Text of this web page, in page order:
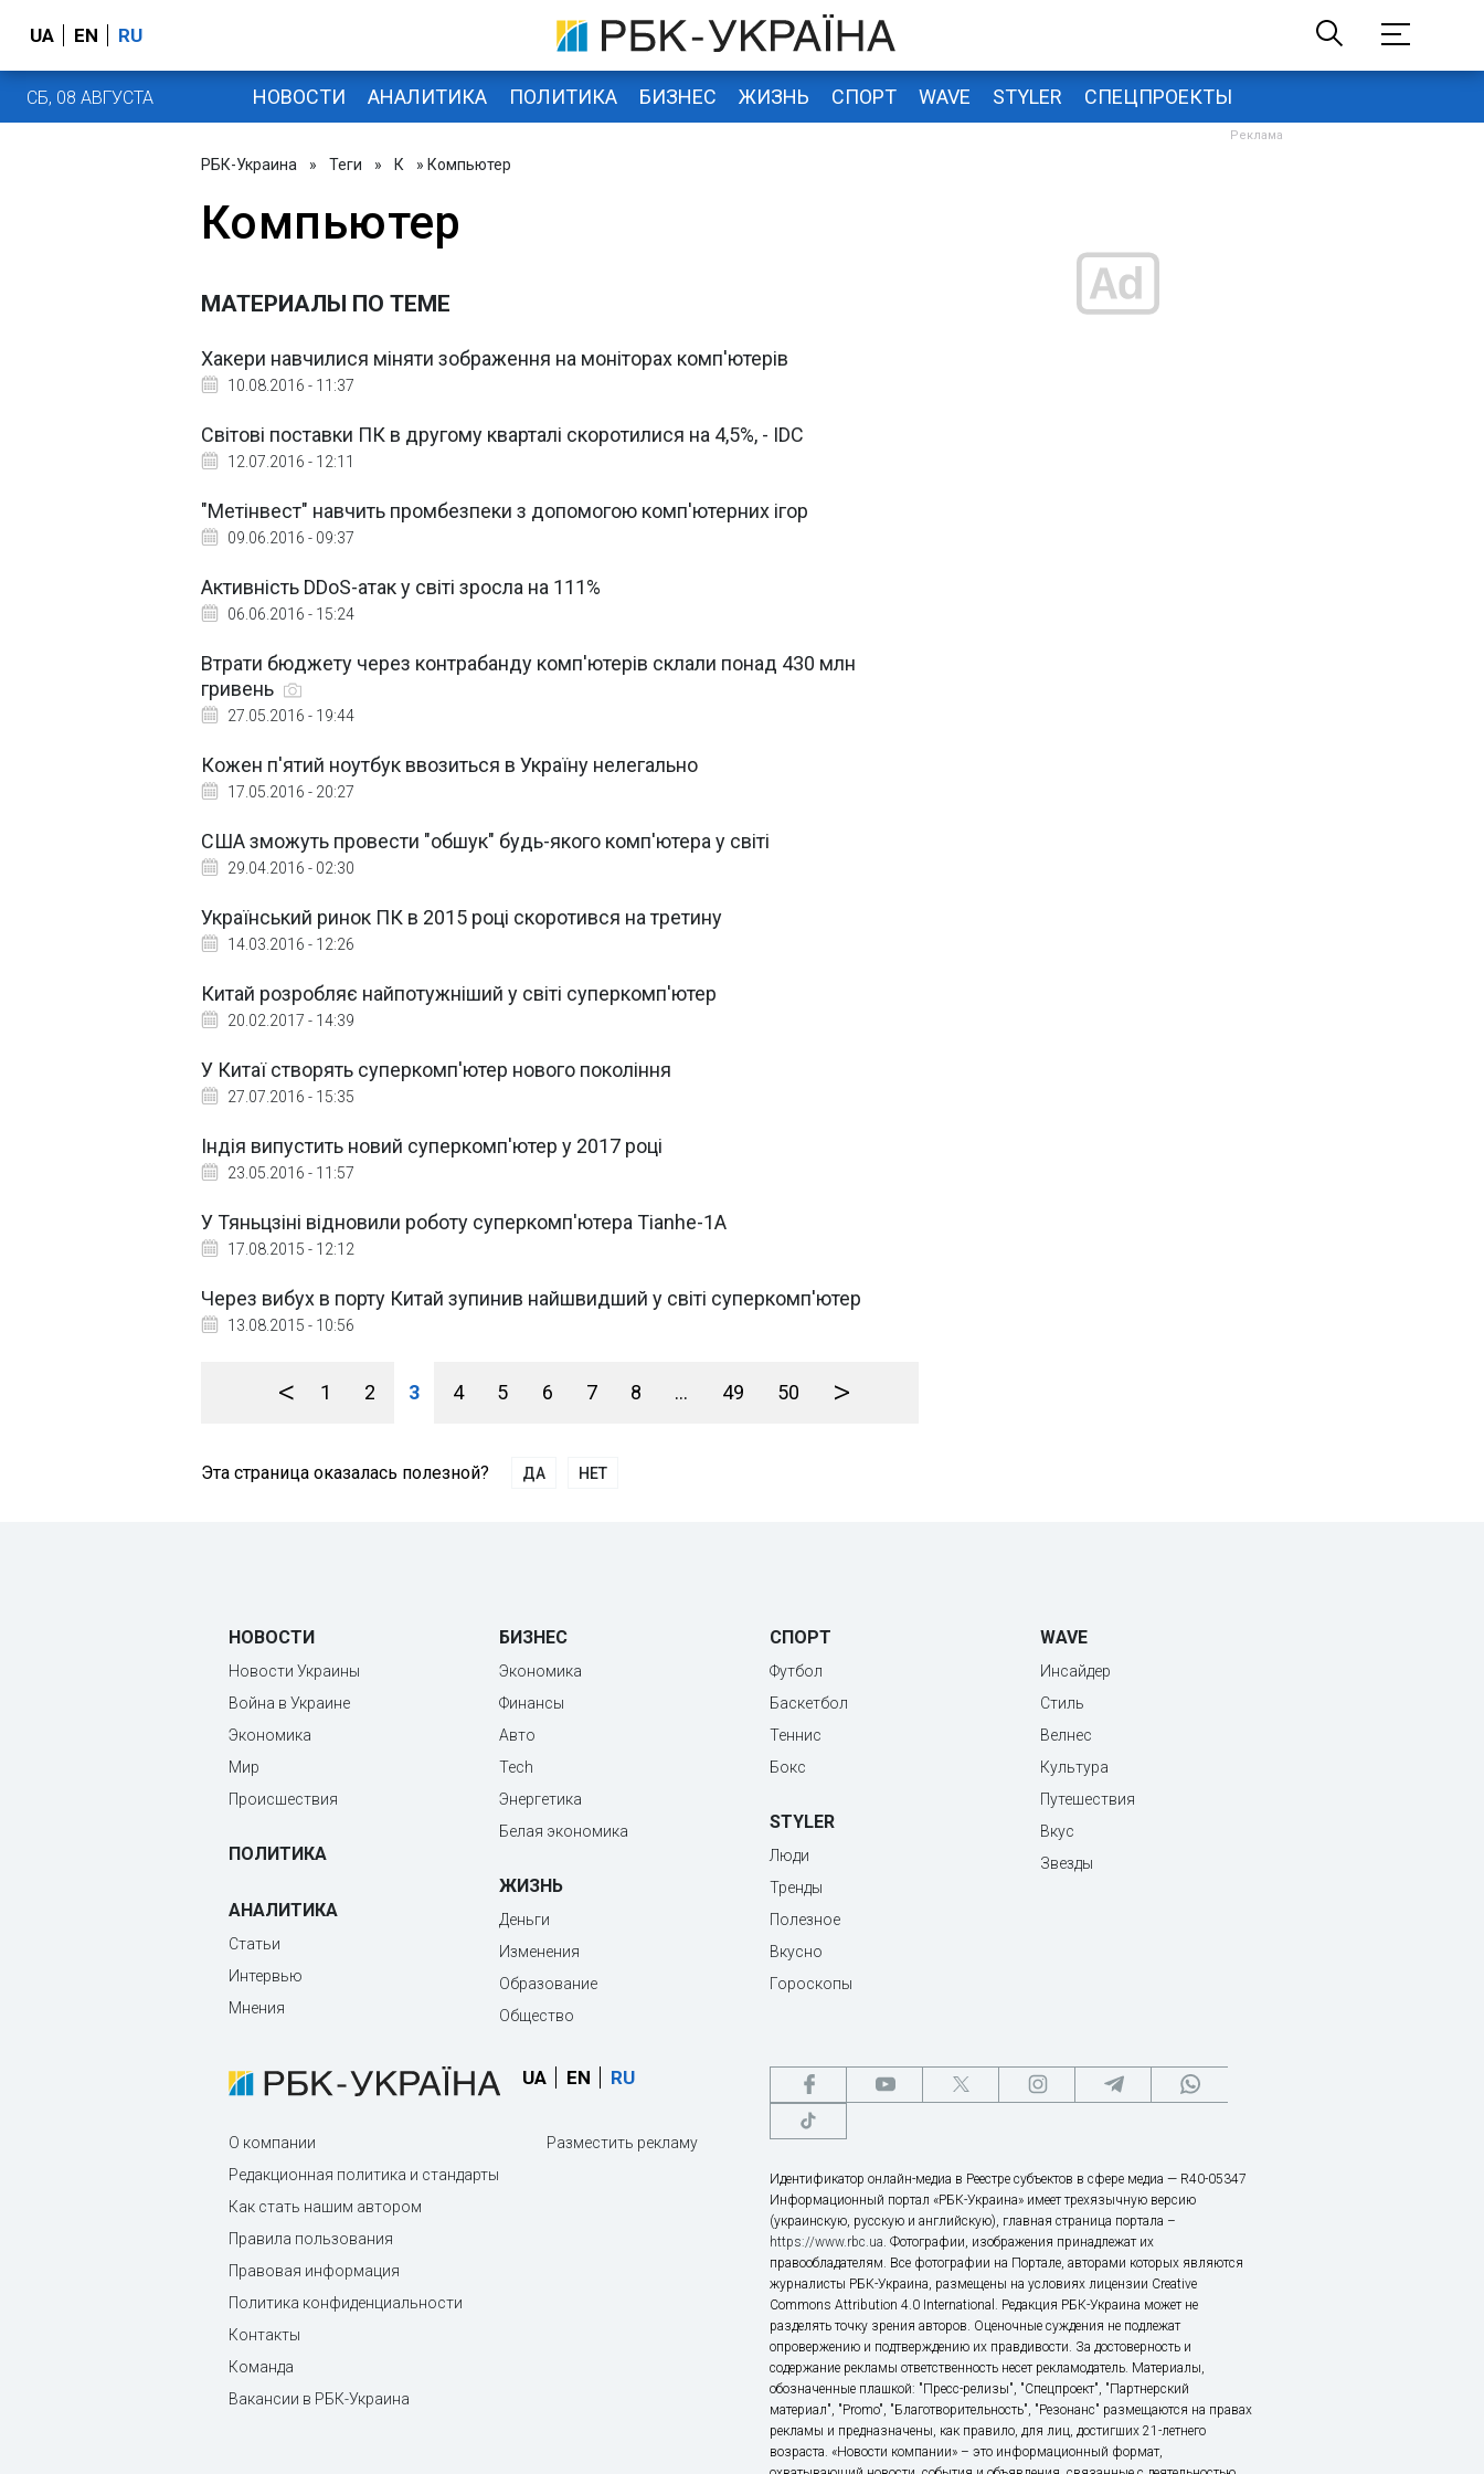
UA EN RU
СБ, 08 АВГУСТА НОВОСТИ АНАЛИТИКА ПОЛИТИКА БИЗНЕС ЖИЗНЬ СПОРТ WAVE STYLER СПЕЦПРОЕКТЫ
РБК-Украина » Теги » К » Компьютер
Компьютер
МАТЕРИАЛЫ ПО ТЕМЕ
Хакери навчилися міняти зображення на моніторах комп'ютерів
10.08.2016 - 11:37
Світові поставки ПК в другому кварталі скоротилися на 4,5%, - IDC
12.07.2016 - 12:11
"Метінвест" навчить промбезпеки з допомогою комп'ютерних ігор
09.06.2016 - 09:37
Активність DDoS-атак у світі зросла на 111%
06.06.2016 - 15:24
Втрати бюджету через контрабанду комп'ютерів склали понад 430 млн
гривень
27.05.2016 - 19:44
Кожен п'ятий ноутбук ввозиться в Україну нелегально
17.05.2016 - 20:27
США зможуть провести "обшук" будь-якого комп'ютера у світі
29.04.2016 - 02:30
Український ринок ПК в 2015 році скоротився на третину
14.03.2016 - 12:26
Китай розробляє найпотужніший у світі суперкомп'ютер
20.02.2017 - 14:39
У Китаї створять суперкомп'ютер нового покоління
27.07.2016 - 15:35
Індія випустить новий суперкомп'ютер у 2017 році
23.05.2016 - 11:57
У Тяньцзіні відновили роботу суперкомп'ютера Tianhe-1A
17.08.2015 - 12:12
Через вибух в порту Китай зупинив найшвидший у світі суперкомп'ютер
13.08.2015 - 10:56
< 1 2 3 4 5 6 7 8 ... 49 50 >
Эта страница оказалась полезной? ДА НЕТ
НОВОСТИ
Новости Украины
Война в Украине
Экономика
Мир
Происшествия
ПОЛИТИКА
АНАЛИТИКА
Статьи
Интервью
Мнения
БИЗНЕС
Экономика
Финансы
Авто
Tech
Энергетика
Белая экономика
ЖИЗНЬ
Деньги
Изменения
Образование
Общество
СПОРТ
Футбол
Баскетбол
Теннис
Бокс
STYLER
Люди
Тренды
Полезное
Вкусно
Гороскопы
WAVE
Инсайдер
Стиль
Велнес
Культура
Путешествия
Вкус
Звезды
UA EN RU
О компании
Редакционная политика и стандарты
Как стать нашим автором
Правила пользования
Правовая информация
Политика конфиденциальности
Контакты
Команда
Вакансии в РБК-Украина
Разместить рекламу
Идентификатор онлайн-медиа в Реестре субъектов в сфере медиа — R40-05347
Информационный портал «РБК-Украина» имеет трехязычную версию
(украинскую, русскую и английскую), главная страница портала –
https://www.rbc.ua. Фотографии, изображения принадлежат их
правообладателям. Все фотографии на Портале, авторами которых являются
журналисты РБК-Украина, размещены на условиях лицензии Creative
Commons Attribution 4.0 International. Редакция РБК-Украина может не
разделять точку зрения авторов. Оценочные суждения не подлежат
опровержению и подтверждению их правдивости. За достоверность и
содержание рекламы ответственность несет рекламодатель. Материалы,
обозначенные плашкой: "Пресс-релизы", "Спецпроект", "Партнерский
материал", "Promo", "Благотворительность", "Резонанс" размещаются на правах
рекламы и предназначены, как правило, для лиц, достигших 21-летнего
возраста. «Новости компании» – это информационный формат,